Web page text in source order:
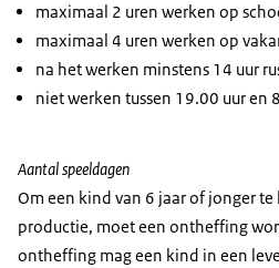
maximaal 2 uren werken op
maximaal 4 uren werken op
na het werken minstens 14 uur
niet werken tussen 19.00 uur en
Aantal speeldagen
Om een kind van 6 jaar of jonger
productie, moet een ontheffing
ontheffing mag een kind in een